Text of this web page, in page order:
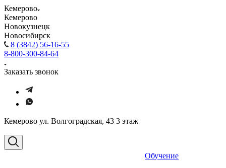
Кемерово
Кемерово
Новокузнецк
Новосибирск
8 (3842) 56-16-55
8-800-300-84-64
Заказать звонок
Кемерово ул. Волгоградская, 43 3 этаж
Обучение